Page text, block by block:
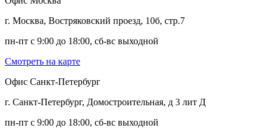
г. Москва, Востряковский проезд, 10б, стр.7
пн-пт с 9:00 до 18:00, сб-вс выходной
Смотреть на карте
Офис Санкт-Петербург
г. Санкт-Петербург, Домостроительная, д 3 лит Д
пн-пт с 9:00 до 18:00, сб-вс выходной